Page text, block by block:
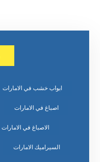
ابواب خشب في الامارات
اصباغ في الامارات
الاصباغ في الامارات
السيراميك الامارات